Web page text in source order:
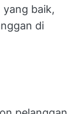
yang baik,
di